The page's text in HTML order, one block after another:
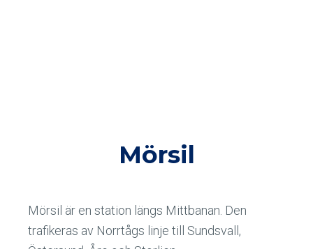
Mörsil
Mörsil är en station längs Mittbanan. Den
trafikeras av Norrtågs linje till Sundsvall,